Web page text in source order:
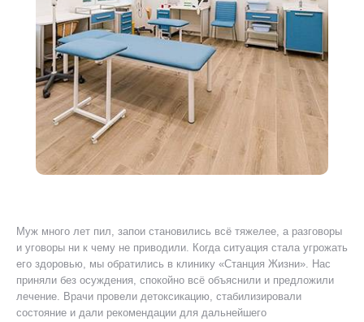
Муж много лет пил, запои становились всё тяжелее, а разговоры
и уговоры ни к чему не приводили. Когда ситуация стала угрожать
его здоровью, мы обратились в клинику «Станция Жизни». Нас
приняли без осуждения, спокойно всё объяснили и предложили
лечение. Врачи провели детоксикацию, стабилизировали
состояние и дали рекомендации для дальнейшего